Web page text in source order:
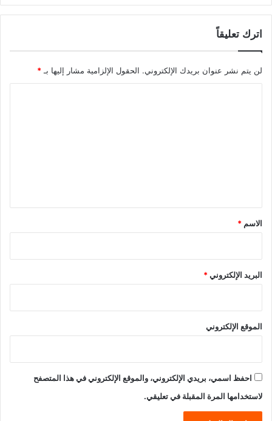
اترك تعليقاً
لن يتم نشر عنوان بريدك الإلكتروني. الحقول الإلزامية مشار إليها بـ*
*
الاسم *
البريد الإلكتروني*
الموقع الإلكتروني
احفظ اسمي، بريدي الإلكتروني، والموقع الإلكتروني في هذا المتصفح
لاستخدامها المرة المقبلة في تعليقي.